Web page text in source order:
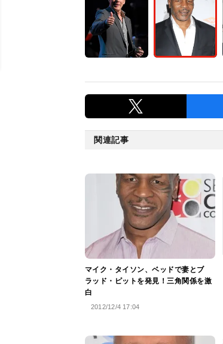
関連記事
マイク・タイソン、ベッドで妻とブ
ラッド・ピットを発見！三角関係を激
白
2012/12/4 17:04